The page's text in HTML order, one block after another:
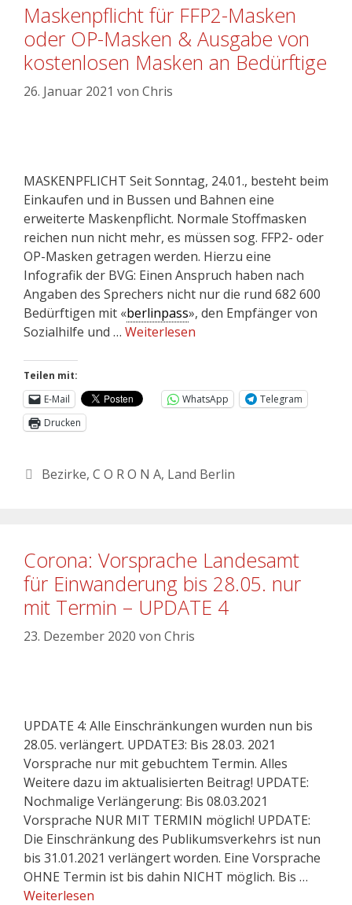
Maskenpflicht für FFP2-Masken
oder OP-Masken & Ausgabe von
kostenlosen Masken an Bedürftige
26. Januar 2021 von Chris
MASKENPFLICHT Seit Sonntag, 24.01., besteht beim
Einkaufen und in Bussen und Bahnen eine
erweiterte Maskenpflicht. Normale Stoffmasken
reichen nun nicht mehr, es müssen sog. FFP2- oder
OP-Masken getragen werden. Hierzu eine
Infografik der BVG: Einen Anspruch haben nach
Angaben des Sprechers nicht nur die rund 682 600
Bedürftigen mit «berlinpass», den Empfänger von
Sozialhilfe und … Weiterlesen
Teilen mit:
E-Mail
WhatsApp
Telegram
Drucken
Bezirke, C O R O N A, Land Berlin
Corona: Vorsprache Landesamt
für Einwanderung bis 28.05. nur
mit Termin – UPDATE 4
23. Dezember 2020 von Chris
UPDATE 4: Alle Einschränkungen wurden nun bis
28.05. verlängert. UPDATE3: Bis 28.03. 2021
Vorsprache nur mit gebuchtem Termin. Alles
Weitere dazu im aktualisierten Beitrag! UPDATE:
Nochmalige Verlängerung: Bis 08.03.2021
Vorsprache NUR MIT TERMIN möglich! UPDATE:
Die Einschränkung des Publikumsverkehrs ist nun
bis 31.01.2021 verlängert worden. Eine Vorsprache
OHNE Termin ist bis dahin NICHT möglich. Bis …
Weiterlesen